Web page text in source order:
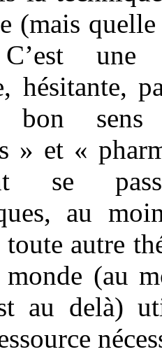
(mais
une
hésitante,
bon
» et «
se
au
toute autre
(au
au delà)